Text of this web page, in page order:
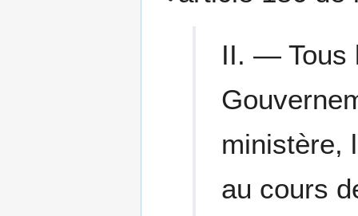
II. ― Tous
ministère,
au cours